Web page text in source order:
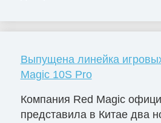
Выпущена линейка
Magic 10S Pro
Компания Red Magic
представила в Китае два